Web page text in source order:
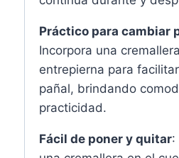
Práctico para cambiar
Incorpora una
entrepierna para
pañal, brindando
practicidad.
Fácil de poner y quitar: